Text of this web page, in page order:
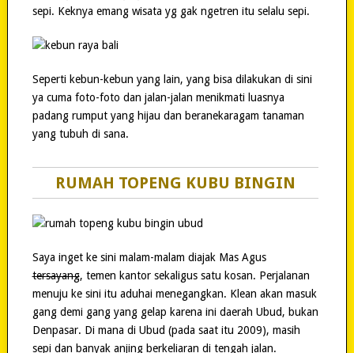
sepi. Keknya emang wisata yg gak ngetren itu selalu sepi.
Seperti kebun-kebun yang lain, yang bisa dilakukan di sini
ya cuma foto-foto dan jalan-jalan menikmati luasnya
padang rumput yang hijau dan beranekaragam tanaman
yang tubuh di sana.
RUMAH TOPENG KUBU BINGIN
Saya inget ke sini malam-malam diajak Mas Agus
tersayang, temen kantor sekaligus satu kosan. Perjalanan
menuju ke sini itu aduhai menegangkan. Klean akan masuk
gang demi gang yang gelap karena ini daerah Ubud, bukan
Denpasar. Di mana di Ubud (pada saat itu 2009), masih
sepi dan banyak anjing berkeliaran di tengah jalan.